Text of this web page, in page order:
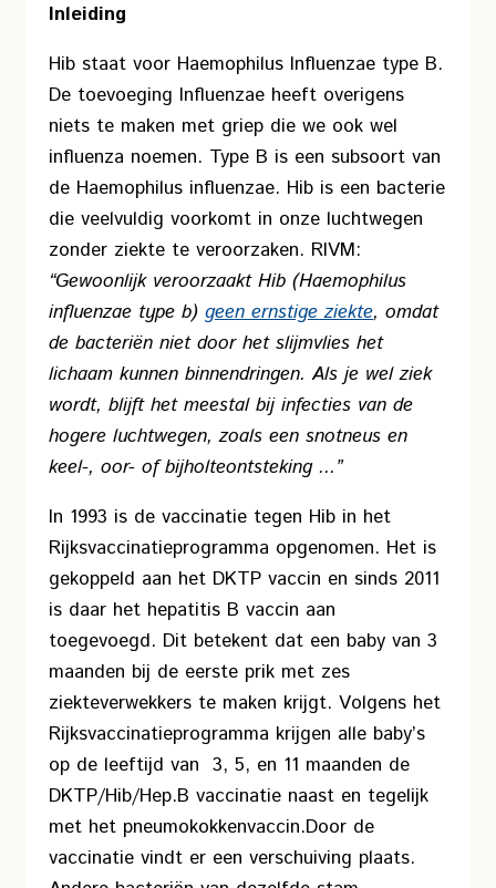
Inleiding
Hib staat voor Haemophilus Influenzae type B.
De toevoeging Influenzae heeft overigens
niets te maken met griep die we ook wel
influenza noemen. Type B is een subsoort van
de Haemophilus influenzae. Hib is een bacterie
die veelvuldig voorkomt in onze luchtwegen
zonder ziekte te veroorzaken. RIVM:
“Gewoonlijk veroorzaakt Hib (Haemophilus
influenzae type b) geen ernstige ziekte, omdat
de bacteriën niet door het slijmvlies het
lichaam kunnen binnendringen. Als je wel ziek
wordt, blijft het meestal bij infecties van de
hogere luchtwegen, zoals een snotneus en
keel-, oor- of bijholteontsteking ...”
In 1993 is de vaccinatie tegen Hib in het
Rijksvaccinatieprogramma opgenomen. Het is
gekoppeld aan het DKTP vaccin en sinds 2011
is daar het hepatitis B vaccin aan
toegevoegd. Dit betekent dat een baby van 3
maanden bij de eerste prik met zes
ziekteverwekkers te maken krijgt. Volgens het
Rijksvaccinatieprogramma krijgen alle baby’s
op de leeftijd van 3, 5, en 11 maanden de
DKTP/Hib/Hep.B vaccinatie naast en tegelijk
met het pneumokokkenvaccin.Door de
vaccinatie vindt er een verschuiving plaats.